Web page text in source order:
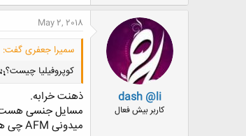
dash @li
کاربر بیش فعال
May 2, 2018
سمیرا جعفری گفت:
کوپروفیلیا چیست؟
ذهنت خرابه.
مسایل جنسی
میدونی AFM چی هست؟